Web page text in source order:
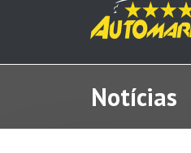
Notícias